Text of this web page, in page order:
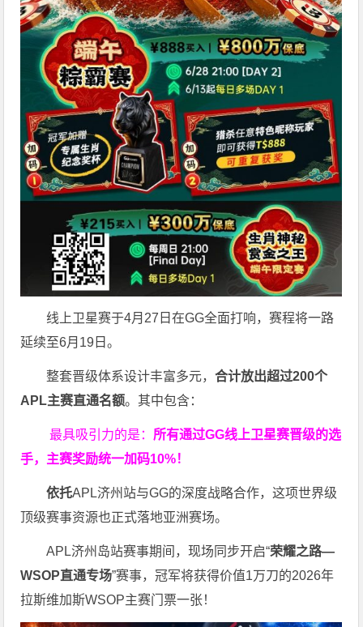
线上卫星赛于4月27日在GG全面打响，赛程将一路
延续至6月19日。
整套晋级体系设计丰富多元，合计放出超过200个
APL主赛直通名额。其中包含：
最具吸引力的是： 所有通过GG线上卫星赛晋级的选
手，主赛奖励统一加码10%！
依托APL济州站与GG的深度战略合作，这项世界级
顶级赛事资源也正式落地亚洲赛场。
APL济州岛站赛事期间，现场同步开启“荣耀之路—
WSOP直通专场”赛事，冠军将获得价值1万刀的2026年
拉斯维加斯WSOP主赛门票一张！